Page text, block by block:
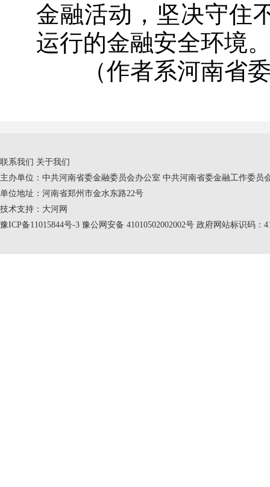
金融活动，坚决守住
运行的金融安全环境
（作者系河南省委
联系我们 关于我们
主办单位：中共河南省委金融委员会办公室 中共河南省委金融工作委员
单位地址：河南省郑州市金水东路22号
技术支持： 大河网
豫ICP备11015844号-3 豫公网安备 41010502002002号 政府网站标识码：